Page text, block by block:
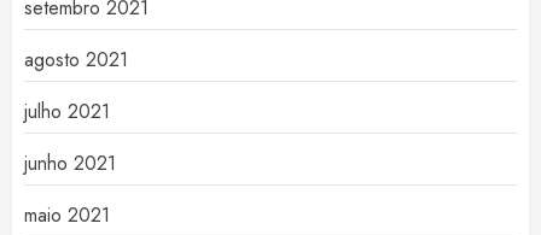
setembro 2021
agosto 2021
julho 2021
junho 2021
maio 2021